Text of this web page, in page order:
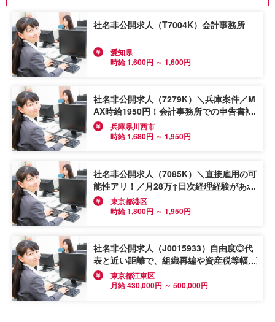
社名非公開求人（T7004K）会計事務所
愛知県
時給 1,600円 ～ 1,600円
社名非公開求人（7279K）＼兵庫案件／M
AX時給1950円！会計事務所での申告書補
助経験があればOK★直接雇用の可能性も
アリ◎会計事務所≪税務補助≫
兵庫県川西市
時給 1,680円 ～ 1,950円
社名非公開求人（7085K）＼直接雇用の可
能性アリ！／月28万↑日次経理経験があれ
ば応募OK◎基本定時退社★太陽光発電に
関する設計から施工企業≪経理事務≫
東京都港区
時給 1,800円 ～ 1,950円
社名非公開求人（J0015933）自由度◎代
表と近い距離で、組織再編や資産税等幅広
い業務に携わりたい方、大募集！
東京都江東区
月給 430,000円 ～ 500,000円